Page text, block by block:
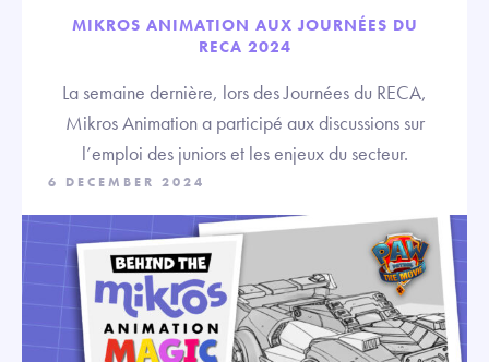
MIKROS ANIMATION AUX JOURNÉES DU
RECA 2024
La semaine dernière, lors des Journées du RECA,
Mikros Animation a participé aux discussions sur
l’emploi des juniors et les enjeux du secteur.
6 DECEMBER 2024